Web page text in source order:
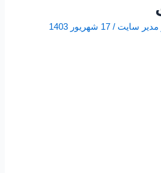
مدیر سایت/17 شهریور 1403